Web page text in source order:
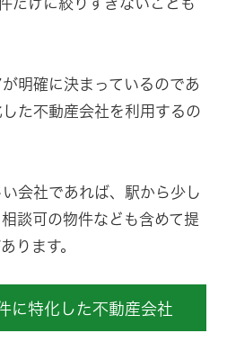
だけに絞りすぎないことも
明確に決まっているのであ
た不動産会社を利用するの
会社であれば、駅から少し
談可の物件なども含めて提
ります。
に特化した不動産会社